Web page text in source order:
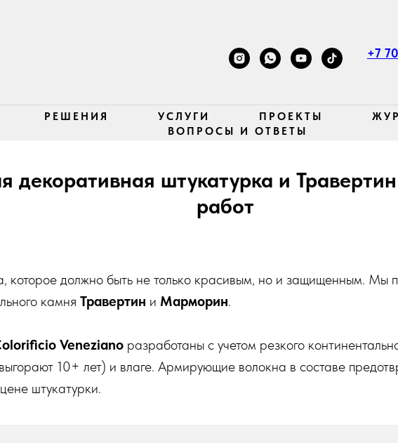
+7
РЕШЕНИЯ УСЛУГИ ПРОЕКТЫ
ВОПРОСЫ И ОТВЕТЫ
декоративная штукатурка и
работ
должно быть не только красивым, но и защищенным. Мы
камня Травертин и Марморин.
Veneziano разработаны с учетом резкого
10+ лет) и влаге. Армирующие волокна в составе
штукатурки.